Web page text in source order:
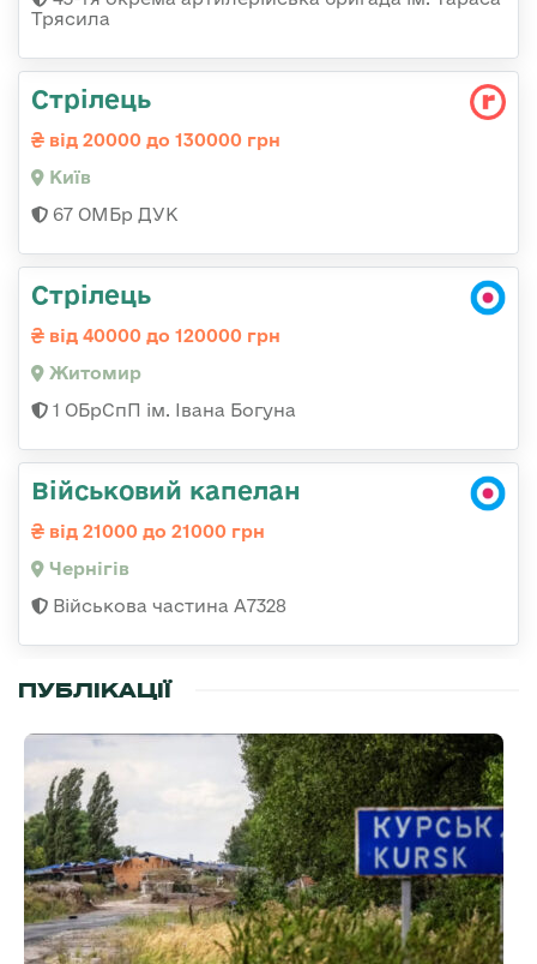
Трясила
Стрілець
від 20000 до 130000 грн
Київ
67 ОМБр ДУК
Стрілець
від 40000 до 120000 грн
Житомир
1 ОБрСпП ім. Івана Богуна
Військовий капелан
від 21000 до 21000 грн
Чернігів
Військова частина А7328
ПУБЛІКАЦІЇ